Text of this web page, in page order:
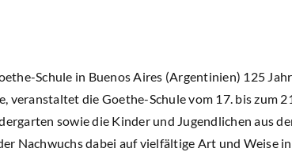
Schule in Buenos Aires (Argentinien) 125
veranstaltet die Goethe-Schule vom 17. bis zum
sowie die Kinder und Jugendlichen aus
Nachwuchs dabei auf vielfältige Art und Weise